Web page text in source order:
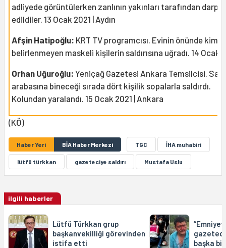
adliyede görüntülerken zanlının yakınları tarafından darp
edildiler. 13 Ocak 2021 | Aydın
Afşin Hatipoğlu: KRT TV programcısı. Evinin önünde
belirlenmeyen maskeli kişilerin saldırısına uğradı. 14 Ocak
Orhan Uğuroğlu: Yeniçağ Gazetesi Ankara Temsilcisi.
arabasına bineceği sırada dört kişilik sopalarla saldırdı.
Kolundan yaralandı. 15 Ocak 2021 | Ankara
(KÖ)
Haber Yeri BİA Haber Merkezi TGC İHA muhabiri
lütfü türkkan gazeteciye saldırı Mustafa Uslu
ilgili haberler
Lütfü Türkkan grup
başkanvekilliği görevinden
istifa etti
gazeteci
başka